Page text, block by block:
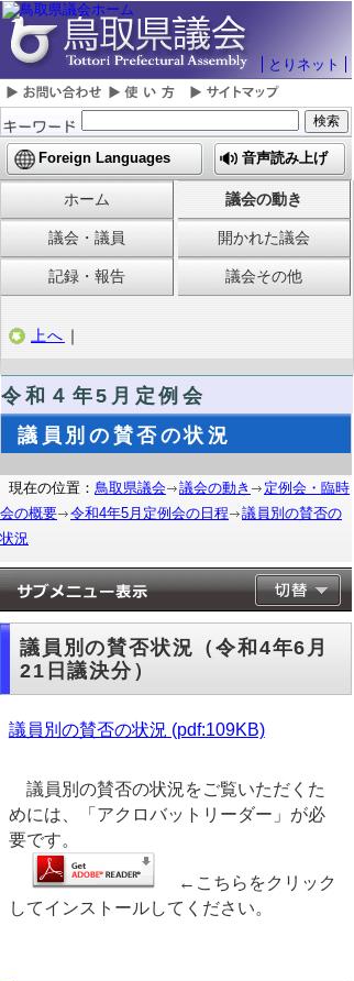
とりネット
Foreign Languages 音声読み上げ
ホーム 議会の動き
議会・議員 開かれた議会
記録・報告 議会その他
上へ ｜
令和４ 年5月定例会
議員別の賛否の状況
現在の位置： 鳥取県議会 議会の動き
定例会・臨時
会の概要
令和4年5月定例会の日程
議員別の賛否の
状況
議員別の賛否状況（令和4年6月
21日議決分）
議員別の賛否の状況 (pdf:109KB)
議員別の賛否の状況をご覧いただくた
めには、「アクロバットリーダー」が必
要です。
←こちらをクリック
してインストールしてください。